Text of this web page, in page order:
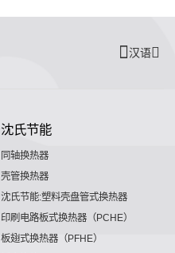
汉语
沈氏节能
同轴换热器
壳管换热器
沈氏节能:塑料壳盘管式换热器
印刷电路板式换热器（PCHE）
板翅式换热器（PFHE）